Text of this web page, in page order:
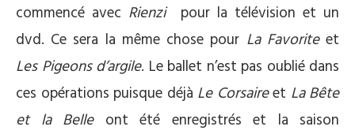
commencé avec Rienzipour la télévision et un
dvd. Ce sera la même chose pour La Favoriteet
Les Pigeons d’argile. Le ballet n’est pas oublié dans
ces opérations puisque déjà Le Corsaireet La Bête
et la Belleont été enregistrés et la saison